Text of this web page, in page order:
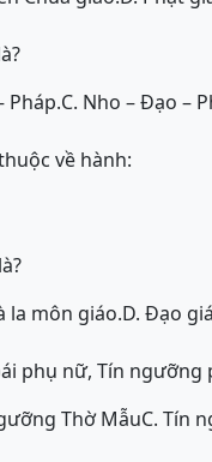
Pháp.C. Nho – Đạo –
về hành:
la môn giáo.D. Đạo
phụ nữ, Tín
Thờ MẫuC. Tín